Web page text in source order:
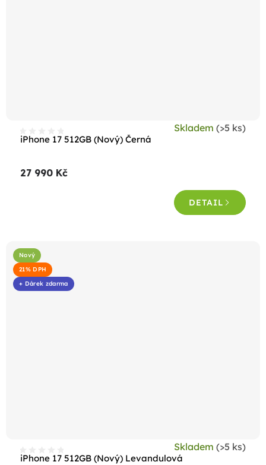
iPhone 17 512GB (Nový) Černá
Skladem (>5 ks)
27 990 Kč
DETAIL
Nový
21% DPH
+ Dárek zdarma
iPhone 17 512GB (Nový) Levandulová
Skladem (>5 ks)